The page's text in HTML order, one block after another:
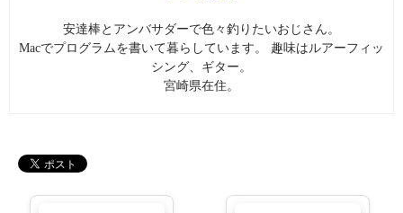
安達棒とアンバサダーで色々釣りたいおじさん。
Macでプログラムを書いて暮らしています。 趣味はルアーフィッ
シング、ギター。
宮崎県在住。